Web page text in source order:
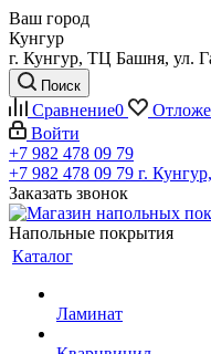
Ваш город
Кунгур
г. Кунгур, ТЦ Башня, ул.
Поиск
Сравнение0
Войти
+7 982 478 09 79
+7 982 478 09 79 г.
Заказать звонок
Напольные покрытия
Каталог
Ламинат